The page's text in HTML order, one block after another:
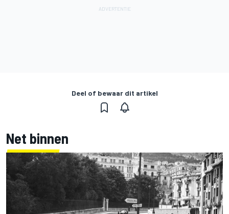
Deel of bewaar dit artikel
Net binnen